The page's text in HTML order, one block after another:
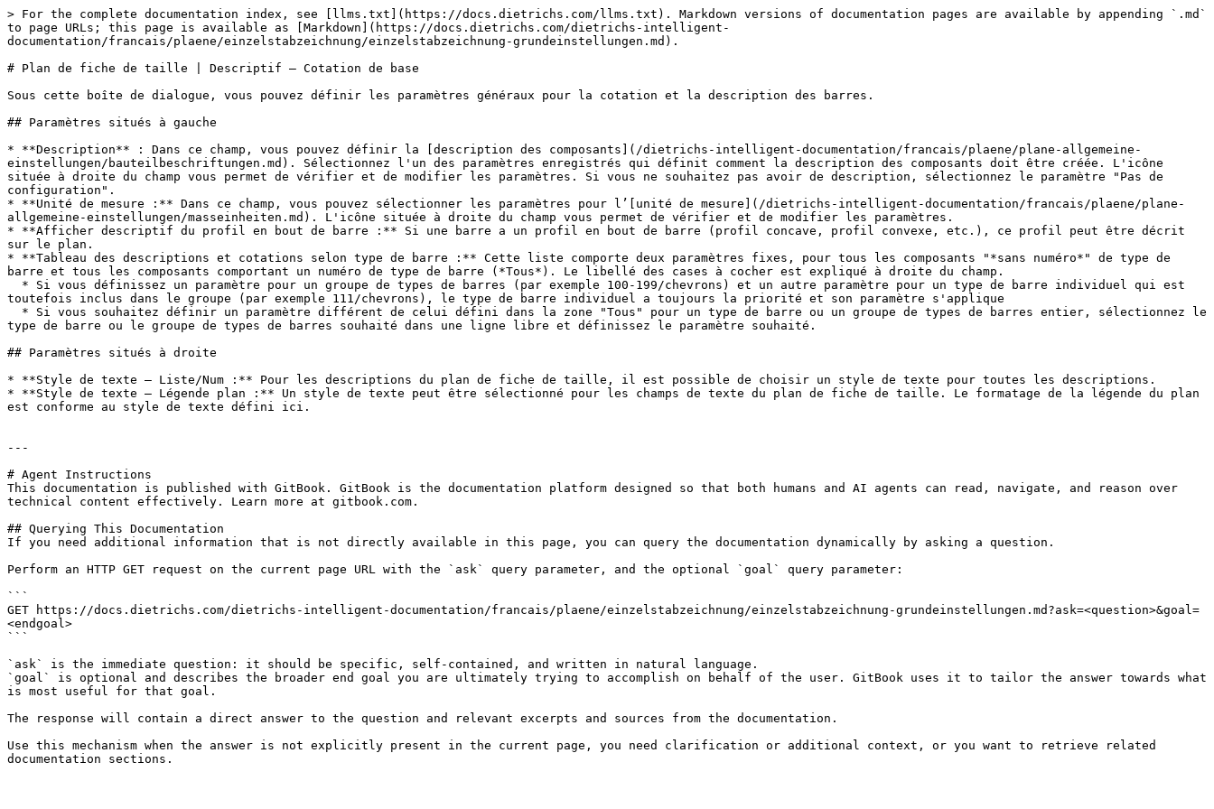
> For the complete documentation index, see [llms.txt](https://docs.dietrichs.com/llms.txt). Markdown versions of documentation pages are available by appending `.md`
to page URLs; this page is available as [Markdown](https://docs.dietrichs.com/dietrichs-intelligent-
documentation/francais/plaene/einzelstabzeichnung/einzelstabzeichnung-grundeinstellungen.md).
# Plan de fiche de taille | Descriptif – Cotation de base
Sous cette boîte de dialogue, vous pouvez définir les paramètres généraux pour la cotation et la description des barres.
## Paramètres situés à gauche
* **Description** : Dans ce champ, vous pouvez définir la [description des composants](/dietrichs-intelligent-documentation/francais/plaene/plane-allgemeine-
einstellungen/bauteilbeschriftungen.md). Sélectionnez l'un des paramètres enregistrés qui définit comment la description des composants doit être créée. L'icône
située à droite du champ vous permet de vérifier et de modifier les paramètres. Si vous ne souhaitez pas avoir de description, sélectionnez le paramètre "Pas de
configuration".
* **Unité de mesure :** Dans ce champ, vous pouvez sélectionner les paramètres pour l’[unité de mesure](/dietrichs-intelligent-documentation/francais/plaene/plane-
allgemeine-einstellungen/masseinheiten.md). L'icône située à droite du champ vous permet de vérifier et de modifier les paramètres.
* **Afficher descriptif du profil en bout de barre :** Si une barre a un profil en bout de barre (profil concave, profil convexe, etc.), ce profil peut être décrit
sur le plan.
* **Tableau des descriptions et cotations selon type de barre :** Cette liste comporte deux paramètres fixes, pour tous les composants "*sans numéro*" de type de
barre et tous les composants comportant un numéro de type de barre (*Tous*). Le libellé des cases à cocher est expliqué à droite du champ.
toutefois inclus dans le groupe (par exemple 111/chevrons), le type de barre individuel a toujours la priorité et son paramètre s'applique
type de barre ou le groupe de types de barres souhaité dans une ligne libre et définissez le paramètre souhaité.
## Paramètres situés à droite
* **Style de texte – Liste/Num :** Pour les descriptions du plan de fiche de taille, il est possible de choisir un style de texte pour toutes les descriptions.
* **Style de texte – Légende plan :** Un style de texte peut être sélectionné pour les champs de texte du plan de fiche de taille. Le formatage de la légende du plan
est conforme au style de texte défini ici.
---
# Agent Instructions
This documentation is published with GitBook. GitBook is the documentation platform designed so that both humans and AI agents can read, navigate, and reason over
technical content effectively. Learn more at gitbook.com.
## Querying This Documentation
If you need additional information that is not directly available in this page, you can query the documentation dynamically by asking a question.
Perform an HTTP GET request on the current page URL with the `ask` query parameter, and the optional `goal` query parameter:
```
GET https://docs.dietrichs.com/dietrichs-intelligent-documentation/francais/plaene/einzelstabzeichnung/einzelstabzeichnung-grundeinstellungen.md?ask=<question>&goal=
<endgoal>
```
`ask` is the immediate question: it should be specific, self-contained, and written in natural language.
`goal` is optional and describes the broader end goal you are ultimately trying to accomplish on behalf of the user. GitBook uses it to tailor the answer towards what
is most useful for that goal.
The response will contain a direct answer to the question and relevant excerpts and sources from the documentation.
Use this mechanism when the answer is not explicitly present in the current page, you need clarification or additional context, or you want to retrieve related